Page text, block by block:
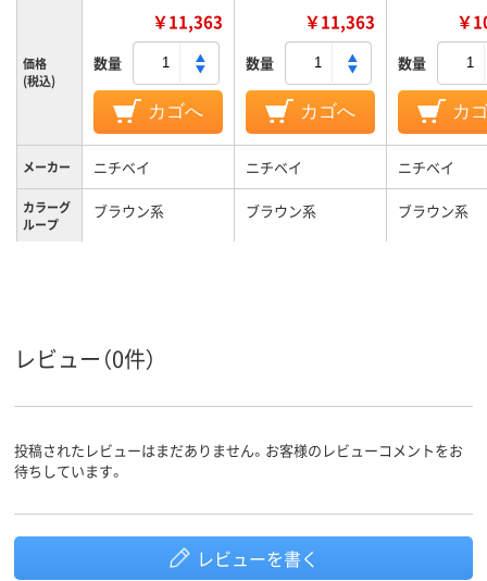
価格
(税込)
￥11,363
数量
カゴへ
￥11,363
数量
カゴへ
￥
数量
カ
メーカー ニチベイ ニチベイ ニチベイ
カラーグ
ループ
ブラウン系 ブラウン系 ブラウン系
レビュー（0件）
投稿されたレビューはまだありません。お客様のレビューコメントをお
待ちしています。
レビューを書く